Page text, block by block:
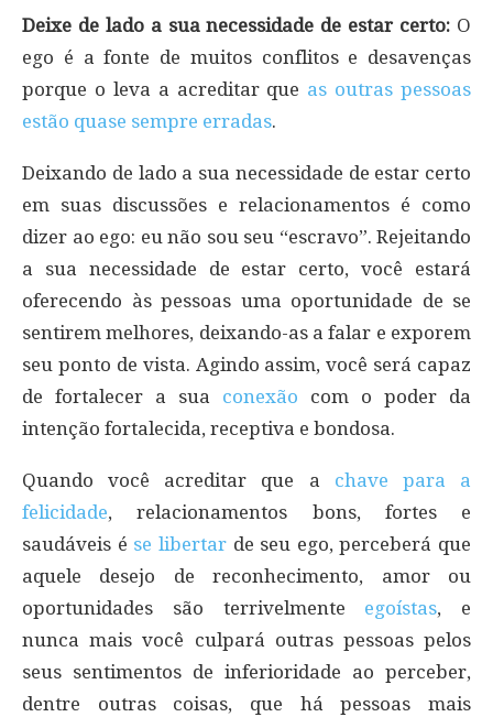
Deixe de lado a sua necessidade de estar certo: O
ego é a fonte de muitos conflitos e desavenças
porque o leva a acreditar que as outras pessoas
estão quase sempre erradas.
Deixando de lado a sua necessidade de estar certo
em suas discussões e relacionamentos é como
dizer ao ego: eu não sou seu “escravo”. Rejeitando
a sua necessidade de estar certo, você estará
oferecendo às pessoas uma oportunidade de se
sentirem melhores, deixando-as a falar e exporem
seu ponto de vista. Agindo assim, você será capaz
de fortalecer a sua conexão com o poder da
intenção fortalecida, receptiva e bondosa.
Quando você acreditar que a chave para a
felicidade, relacionamentos bons, fortes e
saudáveis é se libertarde seu ego, perceberá que
aquele desejo de reconhecimento, amor ou
oportunidades são terrivelmente egoístas, e
nunca mais você culpará outras pessoas pelos
seus sentimentos de inferioridade ao perceber,
dentre outras coisas, que há pessoas mais